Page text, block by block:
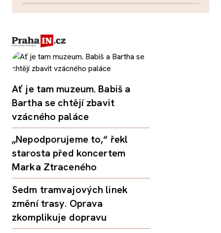
Ať je tam muzeum. Babiš a
Bartha se chtějí zbavit
vzácného paláce
„Nepodporujeme to,“ řekl
starosta před koncertem
Marka Ztraceného
Sedm tramvajových linek
změní trasy. Oprava
zkomplikuje dopravu